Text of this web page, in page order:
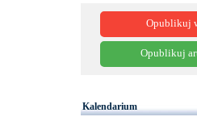
Opublikuj
Opublikuj
Kalendarium